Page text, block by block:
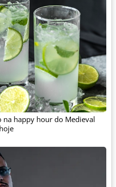
happy hour do Medieval
hoje